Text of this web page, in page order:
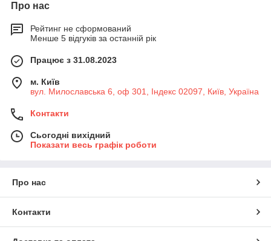
Про нас
Рейтинг не сформований
Менше 5 відгуків за останній рік
Працює з 31.08.2023
м. Київ
вул. Милославська 6, оф 301, Індекс 02097, Київ, Україна
Контакти
Сьогодні вихідний
Показати весь графік роботи
Про нас
Контакти